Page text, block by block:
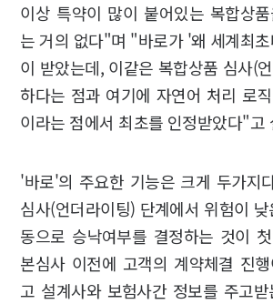
이상 특약이 많이 붙어있는 복합상
는 거의 없다"며 "바로가 '왜 세계최
이 받았는데, 이같은 복합상품 심사(
하다는 점과 여기에 자연어 처리 로
이라는 점에서 최초를 인정받았다"고
'바로'의 주요한 기능은 크게 두가지
심사(언더라이팅) 단계에서 위험이
동으로 승낙여부를 결정하는 것이
본심사 이전에 고객의 계약체결 진
고 설계사와 보험사간 정보를 주고